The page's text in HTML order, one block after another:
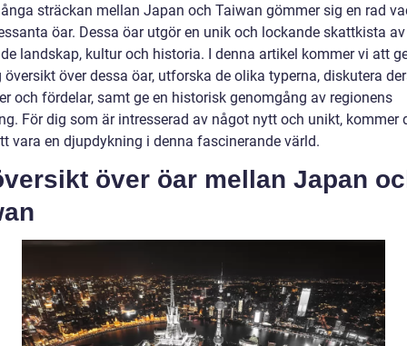
sträckan mellan Japan och Taiwan gömmer sig en rad
öar. Dessa öar utgör en unik och lockande skattkista av
landskap, kultur och historia. I denna artikel kommer vi att
översikt över dessa öar, utforska de olika typerna, diskutera
och fördelar, samt ge en historisk genomgång av regionens
För dig som är intresserad av något nytt och unikt, kommer
vara en djupdykning i denna fascinerande värld.
över öar mellan Japan